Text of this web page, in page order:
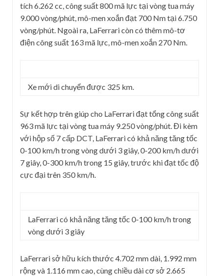
tích 6.262 cc, công suất 800 mã lực tại vòng tua máy
9.000 vòng/phút, mô-men xoắn đạt 700 Nm tại 6.750
vòng/phút. Ngoài ra, LaFerrari còn có thêm mô-tơ
điện công suất 163 mã lực, mô-men xoắn 270 Nm.
Xe mới di chuyển được 325 km.
Sự kết hợp trên giúp cho LaFerrari đạt tổng công suất
963 mã lực tại vòng tua máy 9.250 vòng/phút. Đi kèm
với hộp số 7 cấp DCT, LaFerrari có khả năng tăng tốc
0-100 km/h trong vòng dưới 3 giây, 0-200 km/h dưới
7 giây, 0-300 km/h trong 15 giây, trước khi đạt tốc độ
cực đại trên 350 km/h.
LaFerrari có khả năng tăng tốc 0-100 km/h trong
vòng dưới 3 giây
LaFerrari sở hữu kích thước 4.702 mm dài, 1.992 mm
rộng và 1.116 mm cao, cùng chiều dài cơ sở 2.665